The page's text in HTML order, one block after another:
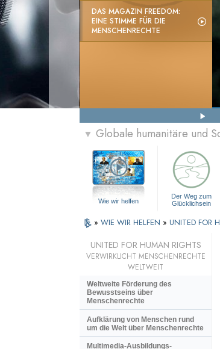
DAS MAGAZIN FREEDOM:
EINE STIMME FÜR DIE
MENSCHENRECHTE
▼ Globale humanitäre und
Wie wir helfen
Der Weg zum
Glücklichsein
» WIE WIR HELFEN » UNITED FOR
UNITED FOR HUMAN RIGHTS
VERWIRKLICHT MENSCHENRECHTE
WELTWEIT
Weltweite Förderung des
Bewusstseins über
Menschenrechte
Aufklärung von Menschen rund
um die Welt über Menschenrechte
Multimedia-Ausbildungs-